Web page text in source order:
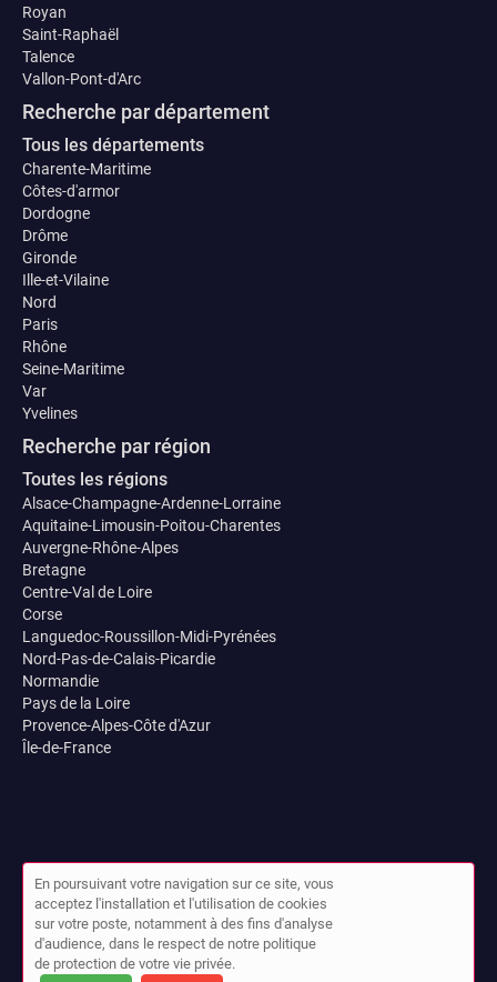
Royan
Saint-Raphaël
Talence
Vallon-Pont-d'Arc
Recherche par département
Tous les départements
Charente-Maritime
Côtes-d'armor
Dordogne
Drôme
Gironde
Ille-et-Vilaine
Nord
Paris
Rhône
Seine-Maritime
Var
Yvelines
Recherche par région
Toutes les régions
Alsace-Champagne-Ardenne-Lorraine
Aquitaine-Limousin-Poitou-Charentes
Auvergne-Rhône-Alpes
Bretagne
Centre-Val de Loire
Corse
Languedoc-Roussillon-Midi-Pyrénées
Nord-Pas-de-Calais-Picardie
Normandie
Pays de la Loire
Provence-Alpes-Côte d'Azur
Île-de-France
© Bonjour Magnétiseur 2026 | Plan du site
Contact
En poursuivant votre navigation sur ce site, vous
acceptez l'installation et l'utilisation de cookies
sur votre poste, notamment à des fins d'analyse
d'audience, dans le respect de notre politique
de protection de votre vie privée.